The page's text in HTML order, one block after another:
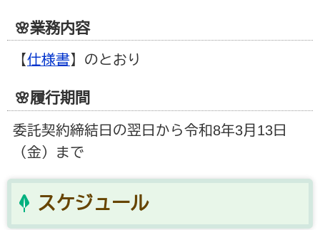
🌸業務内容
【仕様書】のとおり
🌸履行期間
委託契約締結日の翌日から令和8年3月13日
（金）まで
スケジュール